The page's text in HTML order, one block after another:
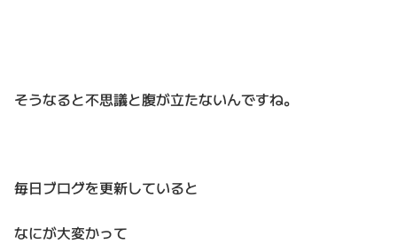
そうなると不思議と腹が立たないんですね。
毎日ブログを更新していると
なにが大変かって